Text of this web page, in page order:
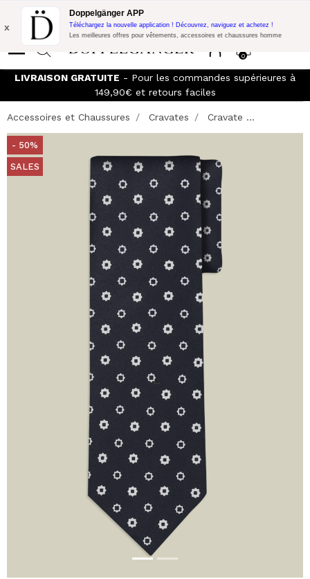
Promo Flash: 10% de réduction supplémentaire sur 300€ d'achat
avec le code:
0
x
Doppelgänger APP
Téléchargez la nouvelle application ! Découvrez, naviguez et achetez !
Les meilleures offres pour vêtements, accessoires et chaussures homme
LIVRAISON GRATUITE - Pour les commandes supérieures à
149,90€ et retours faciles
Accessoires et Chaussures Cravates Cravate ...
- 50%
SALES